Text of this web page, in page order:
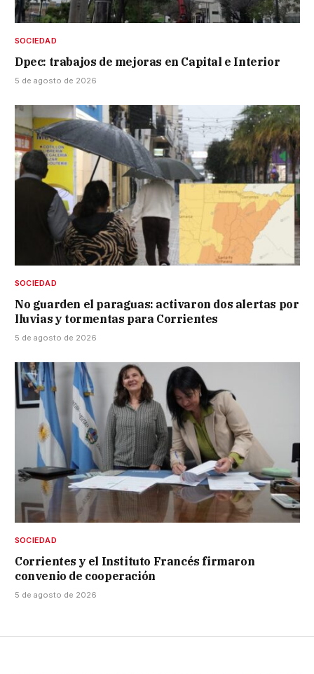
SOCIEDAD
Dpec: trabajos de mejoras en Capital e Interior
5 de agosto de 2026
SOCIEDAD
No guarden el paraguas: activaron dos alertas por
lluvias y tormentas para Corrientes
5 de agosto de 2026
SOCIEDAD
Corrientes y el Instituto Francés firmaron
convenio de cooperación
5 de agosto de 2026